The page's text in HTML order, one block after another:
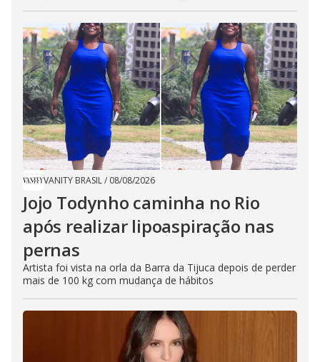
VANITY BRASIL/ 08/08/2026
Jojo Todynho caminha no Rio
após realizar lipoaspiração nas
pernas
Artista foi vista na orla da Barra da Tijuca depois de perder
mais de 100 kg com mudança de hábitos